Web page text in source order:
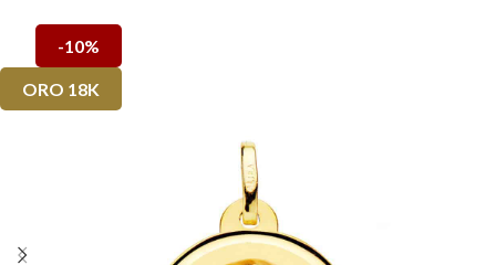
-10%
ORO 18K